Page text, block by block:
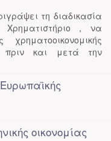
τη διαδικασία
, να
πριν και μετά την
οικονομίας